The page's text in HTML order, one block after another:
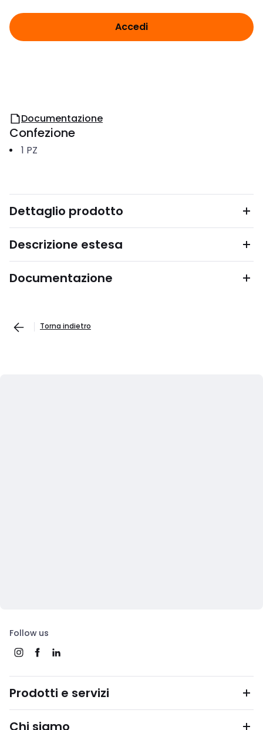
Accedi
Documentazione
Confezione
1 PZ
Dettaglio prodotto
Descrizione estesa
Documentazione
Torna indietro
Follow us
Prodotti e servizi
Chi siamo